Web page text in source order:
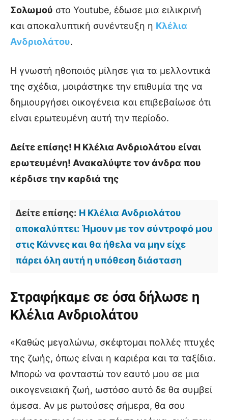
Σολωμού στο Youtube, έδωσε μια ειλικρινή
και αποκαλυπτική συνέντευξη η Κλέλια
Ανδριολάτου.
Η γνωστή ηθοποιός μίλησε για τα μελλοντικά
της σχέδια, μοιράστηκε την επιθυμία της να
δημιουργήσει οικογένεια και επιβεβαίωσε ότι
είναι ερωτευμένη αυτή την περίοδο.
Δείτε επίσης! Η Κλέλια Ανδριολάτου είναι
ερωτευμένη! Ανακαλύψτε τον άνδρα που
κέρδισε την καρδιά της
Δείτε επίσης: Η Κλέλια Ανδριολάτου
αποκαλύπτει: Ήμουν με τον σύντροφό μου
στις Κάννες και θα ήθελα να μην είχε
πάρει όλη αυτή η υπόθεση διάσταση
Στραφήκαμε σε όσα δήλωσε η
Κλέλια Ανδριολάτου
«Καθώς μεγαλώνω, σκέφτομαι πολλές πτυχές
της ζωής, όπως είναι η καριέρα και τα ταξίδια.
Μπορώ να φανταστώ τον εαυτό μου σε μια
οικογενειακή ζωή, ωστόσο αυτό δε θα συμβεί
άμεσα. Αν με ρωτούσες σήμερα, θα σου